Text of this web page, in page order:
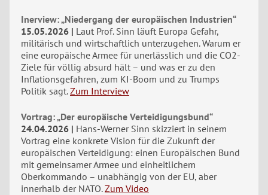
Inerview: „Niedergang der europäischen Industrien“
15.05.2026
Laut Prof. Sinn läuft Europa Gefahr,
militärisch und wirtschaftlich unterzugehen. Warum er
eine europäische Armee für unerlässlich und die CO2-
Ziele für völlig absurd hält – und was er zu den
Inflationsgefahren, zum KI-Boom und zu Trumps
Politik sagt. Zum Interview
Vortrag: „Der europäische Verteidigungsbund“
24.04.2026
Hans-Werner Sinn skizziert in seinem
Vortrag eine konkrete Vision für die Zukunft der
europäischen Verteidigung: einen Europäischen Bund
mit gemeinsamer Armee und einheitlichem
Oberkommando – unabhängig von der EU, aber
innerhalb der NATO. Zum Video